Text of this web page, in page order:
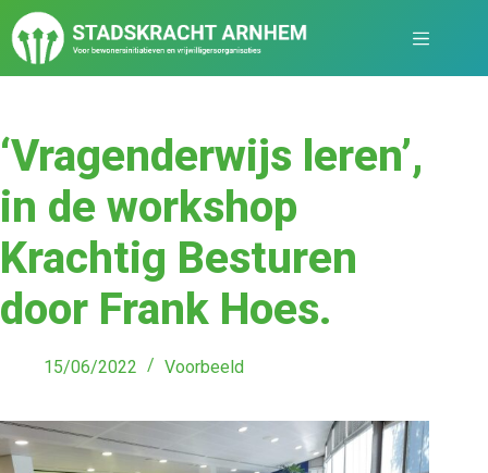
‘Vragenderwijs leren’,
in de workshop
Krachtig Besturen
door Frank Hoes.
15/06/2022 Voorbeeld